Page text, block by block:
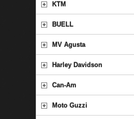
KTM
BUELL
MV Agusta
Harley Davidson
Can-Am
Moto Guzzi